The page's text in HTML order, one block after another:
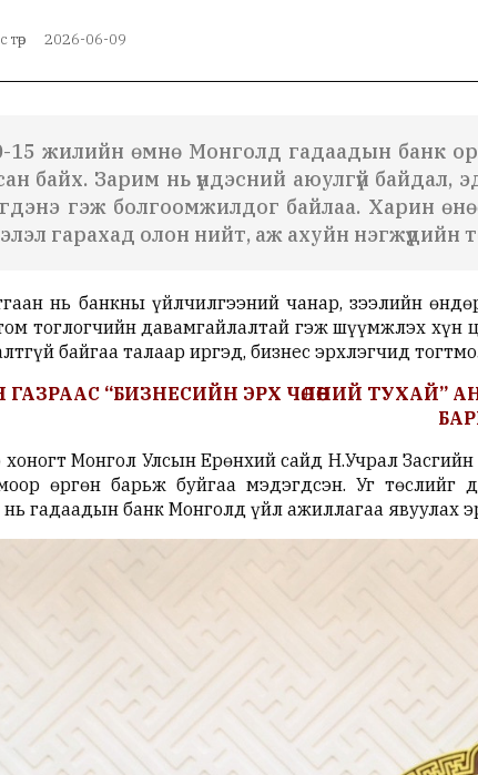
төр 2026-06-09
15 жилийн өмнө Монголд гадаадын банк
байх. Зарим нь үндэсний аюулгүй
гэж болгоомжилдог байлаа. Харин
гарахад олон нийт, аж ахуйн нэгжүүдийн
нь банкны үйлчилгээний чанар, зээлийн
тоглогчийн давамгайлалтай гэж шүүмжлэх
байгаа талаар иргэд, бизнес эрхлэгчид
“БИЗНЕСИЙН ЭРХ ЧӨЛӨӨНИЙ ТУХАЙ”
Монгол Улсын Ерөнхий сайд Н.Учрал
өргөн барьж буйгаа мэдэгдсэн. Уг төслийг
нь гадаадын банк Монголд үйл ажиллагаа явуулах